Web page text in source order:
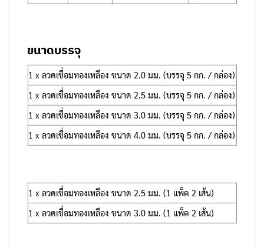
ขนาดบรรจุ
1 x ลวดเชื่อมทองเหลือง ขนาด 2.0 มม. (บรรจุ 5 กก. / กล่อง)
1 x ลวดเชื่อมทองเหลือง ขนาด 2.5 มม. (บรรจุ 5 กก. / กล่อง)
1 x ลวดเชื่อมทองเหลือง ขนาด 3.0 มม. (บรรจุ 5 กก. / กล่อง)
1 x ลวดเชื่อมทองเหลือง ขนาด 4.0 มม. (บรรจุ 5 กก. / กล่อง)
1 x ลวดเชื่อมทองเหลือง ขนาด 2.5 มม. (1 แพ็ค 2 เส้น)
1 x ลวดเชื่อมทองเหลือง ขนาด 3.0 มม. (1 แพ็ค 2 เส้น)